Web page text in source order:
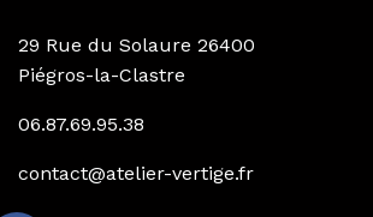
29 Rue du Solaure 26400
Piégros-la-Clastre
06.87.69.95.38
contact@atelier-vertige.fr